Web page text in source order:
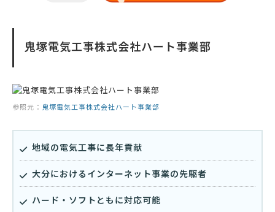
鬼塚電気工事株式会社ハート事業部
参照元： 鬼塚電気工事株式会社ハート事業部
地域の電気工事に長年貢献
大分におけるインターネット事業の先駆者
ハード・ソフトともに対応可能